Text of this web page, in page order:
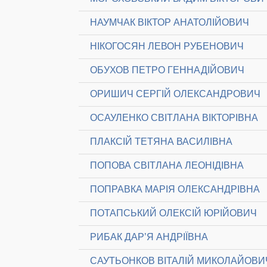
НАУМЧАК ВІКТОР АНАТОЛІЙОВИЧ
НІКОГОСЯН ЛЕВОН РУБЕНОВИЧ
ОБУХОВ ПЕТРО ГЕННАДІЙОВИЧ
ОРИШИЧ СЕРГІЙ ОЛЕКСАНДРОВИЧ
ОСАУЛЕНКО СВІТЛАНА ВІКТОРІВНА
ПЛАКСІЙ ТЕТЯНА ВАСИЛІВНА
ПОПОВА СВІТЛАНА ЛЕОНІДІВНА
ПОПРАВКА МАРІЯ ОЛЕКСАНДРІВНА
ПОТАПСЬКИЙ ОЛЕКСІЙ ЮРІЙОВИЧ
РИБАК ДАР’Я АНДРІЇВНА
САУТЬОНКОВ ВІТАЛІЙ